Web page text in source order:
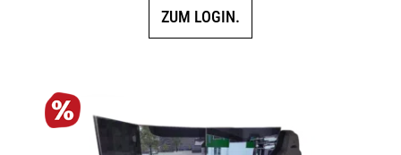
ZUM LOGIN.